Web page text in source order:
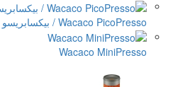
Wacaco PicoPresso / بيكسابريسو
Wacaco MiniPresso